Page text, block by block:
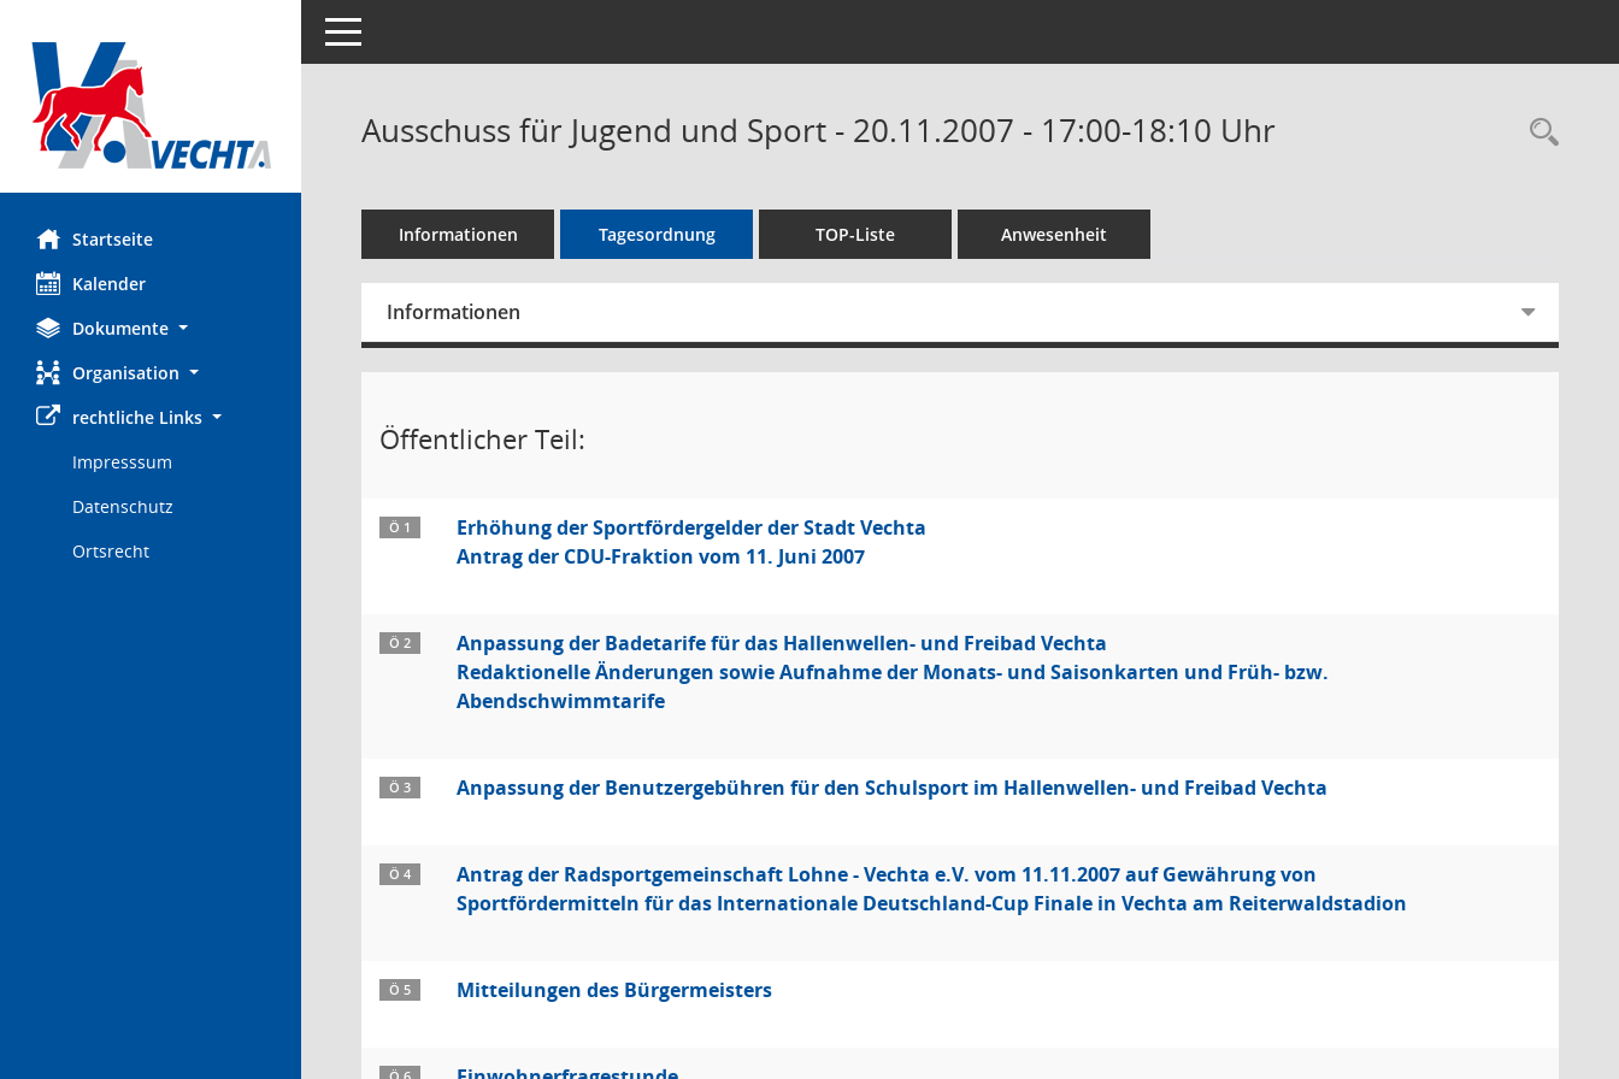
Startseite
Kalender
Dokumente
Organisation
rechtliche Links
Impresssum
Datenschutz
Ortsrecht
Toggle navigation
Ausschuss für Jugend und Sport - 20.11.2007 - 17:00-18:10 Uhr
Informationen Tagesordnung TOP-Liste Anwesenheit
Informationen
Öffentlicher Teil:
Ö 1
Erhöhung der Sportfördergelder der Stadt Vechta
Antrag der CDU-Fraktion vom 11. Juni 2007
Ö 2
Anpassung der Badetarife für das Hallenwellen- und Freibad Vechta
Redaktionelle Änderungen sowie Aufnahme der Monats- und Saisonkarten und Früh- bzw.
Abendschwimmtarife
Ö 3 Anpassung der Benutzergebühren für den Schulsport im Hallenwellen- und Freibad Vechta
Ö 4
Antrag der Radsportgemeinschaft Lohne - Vechta e.V. vom 11.11.2007 auf Gewährung von
Sportfördermitteln für das Internationale Deutschland-Cup Finale in Vechta am Reiterwaldstadion
Ö 5 Mitteilungen des Bürgermeisters